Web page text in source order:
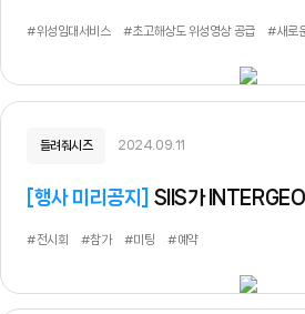
#위성임대서비스 #초고해상도 위성영상 공급 #새로
들려줘시즈 2024.09.11
행사 미리공지 SIIS가
#전시회 #참가 #미팅 #예약